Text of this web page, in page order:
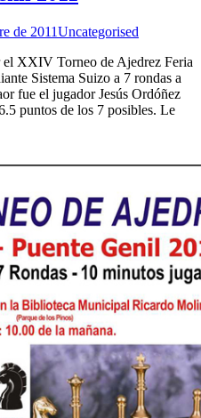
de 2011Uncategorised
el XXIV Torneo de Ajedrez Feria
Sistema Suizo a 7 rondas a
fue el jugador Jesús Ordóñez
puntos de los 7 posibles. Le